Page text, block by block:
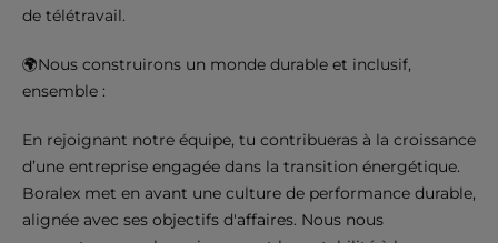
de télétravail.
🌍Nous construirons un monde durable et inclusif,
ensemble :
En rejoignant notre équipe, tu contribueras à la croissance
d’une entreprise engagée dans la transition énergétique.
Boralex met en avant une culture de performance durable,
alignée avec ses objectifs d'affaires. Nous nous